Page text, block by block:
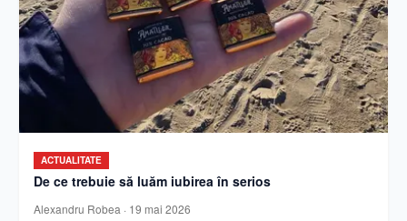
ACTUALITATE
De ce trebuie să luăm iubirea în serios
Alexandru Robea · 19 mai 2026